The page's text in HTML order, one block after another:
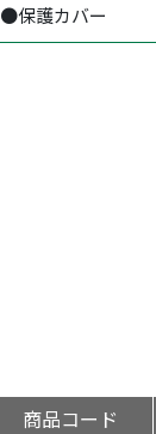
●保護カバー
商品コード